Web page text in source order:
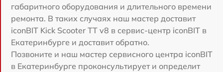
габаритного оборудования и длительного времени
ремонта. В таких случаях наш мастер доставит
iconBIT Kick Scooter TT v8 в сервис-центр iconBIT в
Екатеринбурге и доставит обратно.
Позвоните и наш мастер сервисного центра iconBIT
в Екатеринбурге проконсультирует и определит